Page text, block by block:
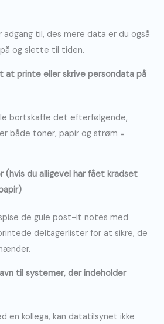
til, des mere data er du også
og slette til tiden.
at printe eller skrive persondata på
bortskaffe det efterfølgende,
både toner, papir og strøm =
(hvis du alligevel har fået kradset
de gule post-it notes med
deltagerlister for at sikre, de
til systemer, der indeholder
en kollega, kan datatilsynet ikke